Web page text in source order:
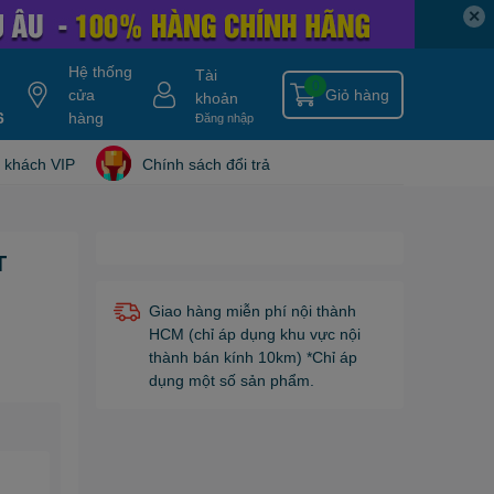
✕
gold nitro ripped tang can nitro tech blade isolate
Hệ thống
cửa
hàng
Tài
khoản
Đăng nhập
Giỏ hàng
0
VIP Chính sách đổi trả
Giao hàng miễn phí nội thành
HCM (chỉ áp dụng khu vực nội
thành bán kính 10km) *Chỉ áp
dụng một số sản phẩm.